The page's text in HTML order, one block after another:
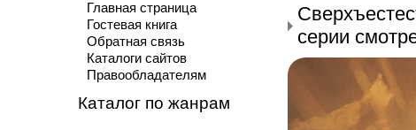
Главная страница
Гостевая книга
Обратная связь
Каталоги сайтов
Правообладателям
Каталог по жанрам
серии